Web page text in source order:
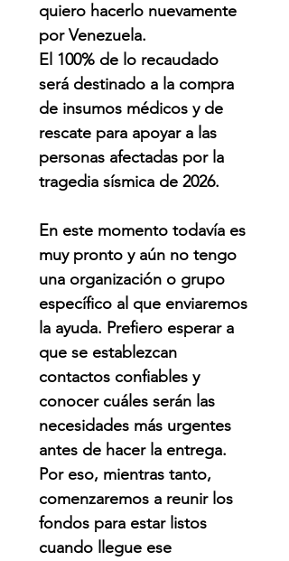
quiero hacerlo nuevamente
por Venezuela.
El 100% de lo recaudado
será destinado a la compra
de insumos médicos y de
rescate para apoyar a las
personas afectadas por la
tragedia sísmica de 2026.
En este momento todavía es
muy pronto y aún no tengo
una organización o grupo
específico al que enviaremos
la ayuda. Prefiero esperar a
que se establezcan
contactos confiables y
conocer cuáles serán las
necesidades más urgentes
antes de hacer la entrega.
Por eso, mientras tanto,
comenzaremos a reunir los
fondos para estar listos
cuando llegue ese